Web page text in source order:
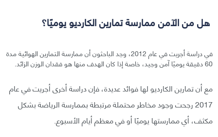
هل من الآمن ممارسة تمارين الكارديو يوميًا؟
في دراسة أجريت في عام 2012، وجد الباحثون أن ممارسة التمارين الهوائية مدة
60 دقيقة يوميًا آمن وجيد، خاصة إذا كان الهدف منها هو فقدان الوزن الزائد.
مع أن تمارين الكارديو لها فوائد عديدة، فإن دراسة أخرى أجريت في عام
2017 رجحت وجود مخاطر محتملة مرتبطة بممارسة الرياضة بشكل
مكثف، أي ممارستها يوميًا أو في معظم أيام الأسبوع.